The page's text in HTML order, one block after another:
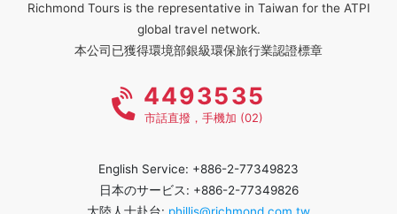
Richmond Tours is the representative in Taiwan for the ATPI
global travel network.
本公司已獲得環境部銀級環保旅行業認證標章
4493535
市話直撥，手機加 (02)
English Service: +886-2-77349823
日本のサービス: +886-2-77349826